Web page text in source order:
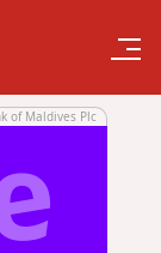
of Maldives Plc